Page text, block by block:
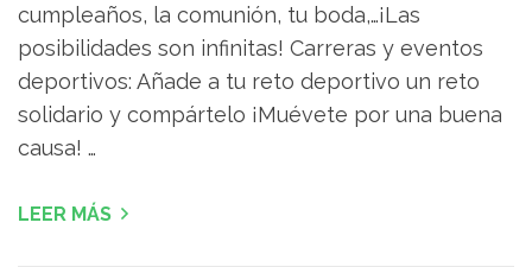
cumpleaños, la comunión, tu boda,…¡Las
posibilidades son infinitas! Carreras y eventos
deportivos: Añade a tu reto deportivo un reto
solidario y compártelo ¡Muévete por una buena
causa! …
LEER MÁS